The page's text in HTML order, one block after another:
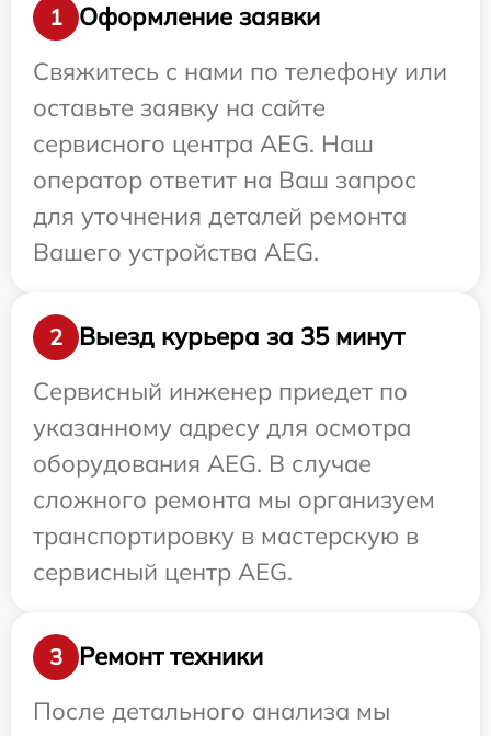
1
Оформление заявки
Свяжитесь с нами по телефону или
оставьте заявку на сайте
сервисного центра AEG. Наш
оператор ответит на Ваш запрос
для уточнения деталей ремонта
Вашего устройства AEG.
2
Выезд курьера за 35 минут
Сервисный инженер приедет по
указанному адресу для осмотра
оборудования AEG. В случае
сложного ремонта мы организуем
транспортировку в мастерскую в
сервисный центр AEG.
3
Ремонт техники
После детального анализа мы